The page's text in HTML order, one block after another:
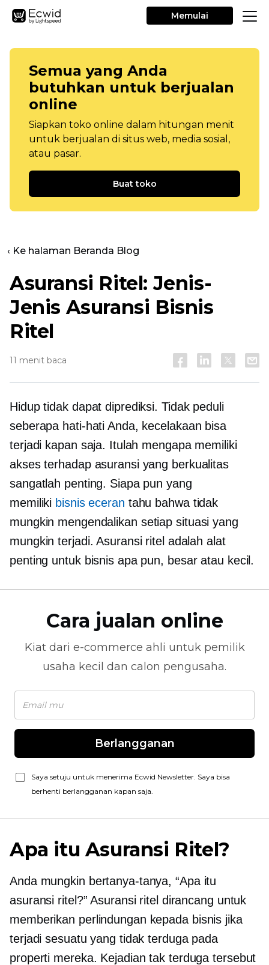
Memulai
Semua yang Anda
butuhkan untuk berjualan
online
Siapkan toko online dalam hitungan menit
untuk berjualan di situs web, media sosial,
atau pasar.
Buat toko
‹ Ke halaman Beranda Blog
Asuransi Ritel: Jenis-
Jenis Asuransi Bisnis
Ritel
11 menit baca
Hidup tidak dapat diprediksi. Tidak peduli
seberapa hati-hati Anda, kecelakaan bisa
terjadi kapan saja. Itulah mengapa memiliki
akses terhadap asuransi yang berkualitas
sangatlah penting. Siapa pun yang
memiliki bisnis eceran tahu bahwa tidak
mungkin mengendalikan setiap situasi yang
mungkin terjadi. Asuransi ritel adalah alat
penting untuk bisnis apa pun, besar atau kecil.
Cara jualan online
Kiat dari e-commerce ahli untuk pemilik
usaha kecil dan calon pengusaha.
Berlangganan
Saya setuju untuk menerima Ecwid Newsletter. Saya bisa
berhenti berlangganan kapan saja.
Apa itu Asuransi Ritel?
Anda mungkin bertanya-tanya, “Apa itu
asuransi ritel?” Asuransi ritel dirancang untuk
memberikan perlindungan kepada bisnis jika
terjadi sesuatu yang tidak terduga pada
properti mereka. Kejadian tak terduga tersebut